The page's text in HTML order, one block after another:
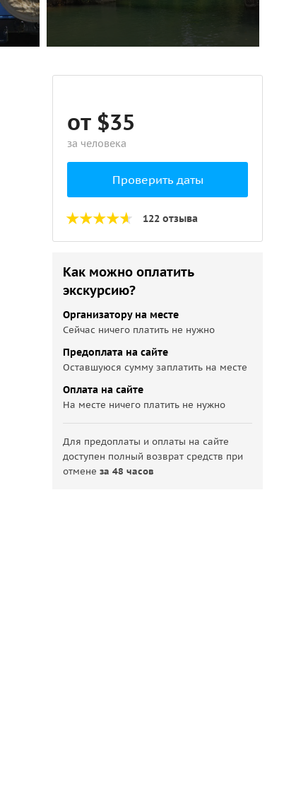
от $35
за человека
Проверить даты
122 отзыва
Как можно оплатить
экскурсию?
Организатору на месте
Сейчас ничего платить не нужно
Предоплата на сайте
Оставшуюся сумму заплатить на месте
Оплата на сайте
На месте ничего платить не нужно
Для предоплаты и оплаты на сайте
доступен полный возврат средств при
отменеза 48 часов